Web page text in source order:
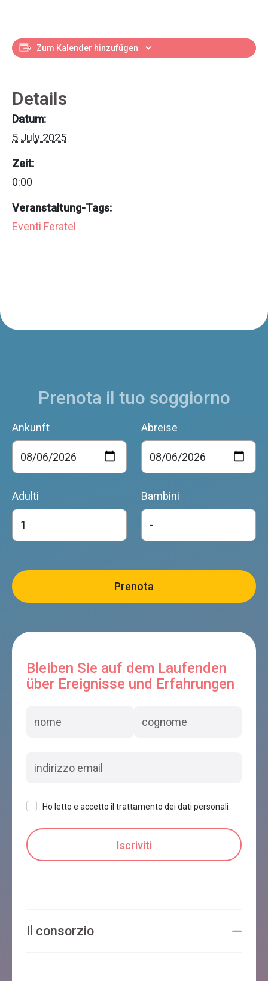
Zum Kalender hinzufügen
Details
Datum:
5 July 2025
Zeit:
0:00
Veranstaltung-Tags:
Eventi Feratel
Prenota il tuo soggiorno
Ankunft Abreise
Adulti Bambini
Bleiben Sie auf dem Laufenden
über Ereignisse und Erfahrungen
Ho letto e accetto il trattamento dei dati personali
Il consorzio